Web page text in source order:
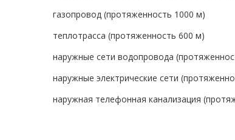
газопровод (протяженность 1000 м)
теплотрасса (протяженность 600 м)
наружные сети водопровода
наружные электрические сети
наружная телефонная канализация